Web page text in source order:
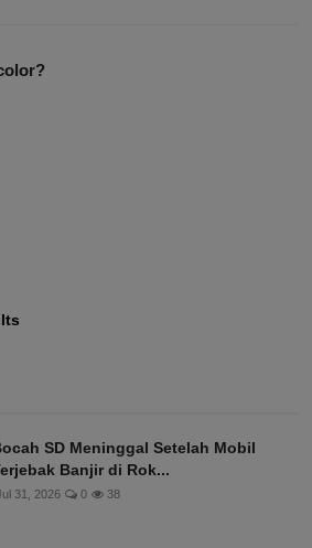
SD Meninggal Setelah Mobil
Banjir di Rok...
31, 2026 0 38